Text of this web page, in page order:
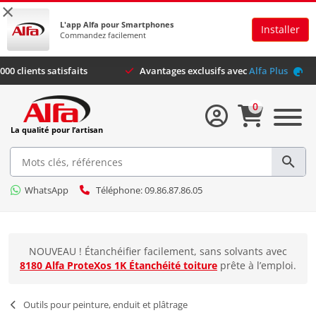
×
L'app Alfa pour Smartphones
Commandez facilement
Installer
Plus de 44.000 clients satisfaits Avantages exclusifs avec
La qualité pour l’artisan
WhatsApp Téléphone: 09.86.87.86.05
0
NOUVEAU ! Étanchéifier facilement, sans solvants avec
8180 Alfa ProteXos 1K Étanchéité toiture prête à l’emploi.
Outils pour peinture, enduit et plâtrage